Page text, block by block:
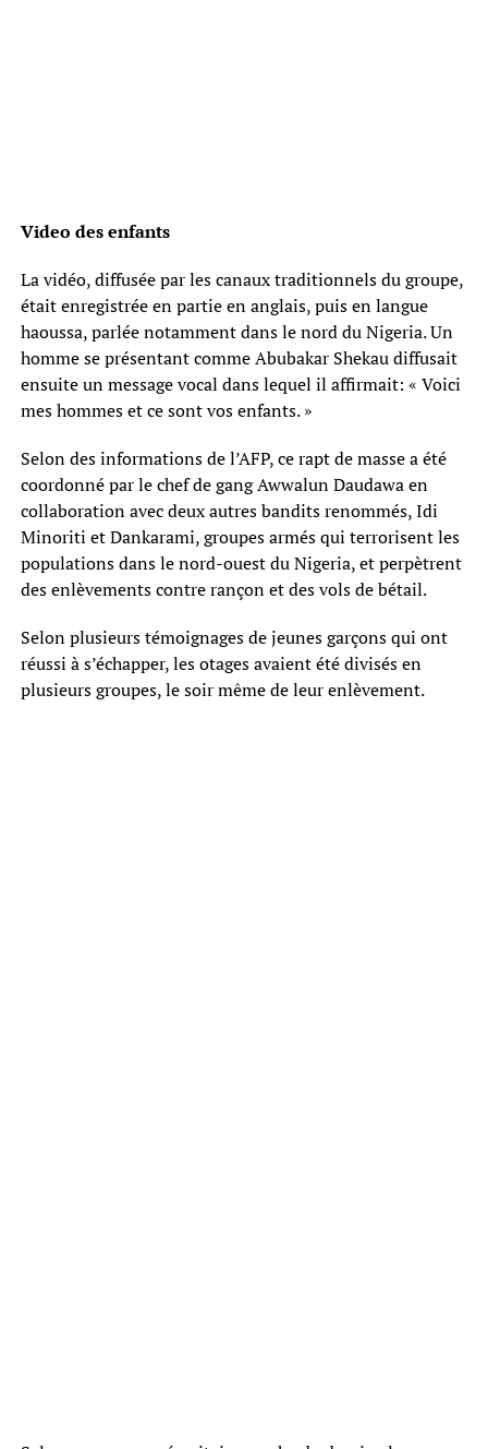
Video des enfants
La vidéo, diffusée par les canaux traditionnels du groupe,
était enregistrée en partie en anglais, puis en langue
haoussa, parlée notamment dans le nord du Nigeria. Un
homme se présentant comme Abubakar Shekau diffusait
ensuite un message vocal dans lequel il affirmait: « Voici
mes hommes et ce sont vos enfants. »
Selon des informations de l’AFP, ce rapt de masse a été
coordonné par le chef de gang Awwalun Daudawa en
collaboration avec deux autres bandits renommés, Idi
Minoriti et Dankarami, groupes armés qui terrorisent les
populations dans le nord-ouest du Nigeria, et perpètrent
des enlèvements contre rançon et des vols de bétail.
Selon plusieurs témoignages de jeunes garçons qui ont
réussi à s’échapper, les otages avaient été divisés en
plusieurs groupes, le soir même de leur enlèvement.